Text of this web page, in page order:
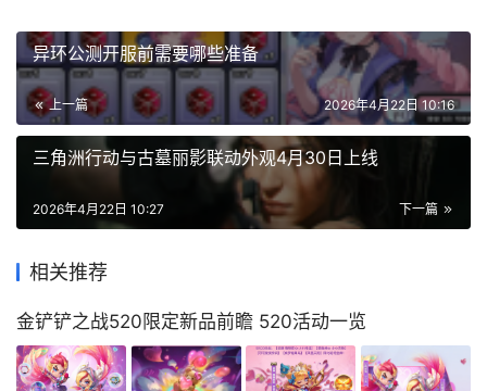
异环公测开服前需要哪些准备
上一篇 2026年4月22日 10:16
三角洲行动与古墓丽影联动外观4月30日上线
下一篇
2026年4月22日 10:27
相关推荐
金铲铲之战520限定新品前瞻 520活动一览